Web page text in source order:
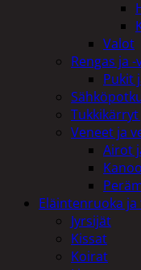
Valot
Rengas ja
Pukit
Veneet ja
Airot
Eläintenruoka
Jyrsijät
Kissat
Koirat